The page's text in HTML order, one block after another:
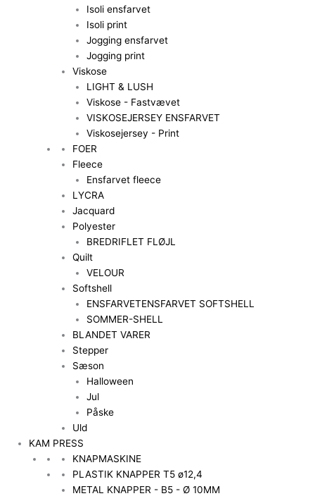
Isoli ensfarvet
Isoli print
Jogging ensfarvet
Jogging print
Viskose
LIGHT & LUSH
Viskose - Fastvævet
VISKOSEJERSEY ENSFARVET
Viskosejersey - Print
FOER
Fleece
Ensfarvet fleece
LYCRA
Jacquard
Polyester
BREDRIFLET FLØJL
Quilt
VELOUR
Softshell
ENSFARVETENSFARVET SOFTSHELL
SOMMER-SHELL
BLANDET VARER
Stepper
Sæson
Halloween
Jul
Påske
Uld
KAM PRESS
KNAPMASKINE
PLASTIK KNAPPER T5 ø12,4
METAL KNAPPER - B5 - Ø 10MM